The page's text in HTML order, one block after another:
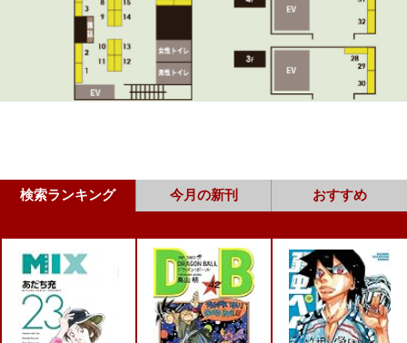
検索ランキング 今月の新刊 おすすめ